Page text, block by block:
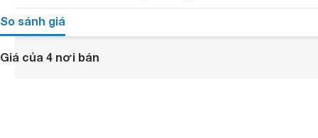
So sánh giá
Giá của 4 nơi bán